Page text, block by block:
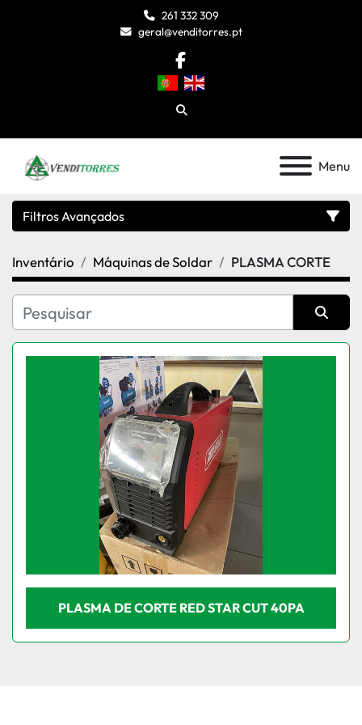
261 332 309
geral@venditorres.pt
facebook
Pesquisar
Menu
Filtros Avançados
Categoria
Modelo
Inventário Máquinas de Soldar PLASMA CORTE
Organizar por
PLASMA DE CORTE RED STAR CUT 40PA